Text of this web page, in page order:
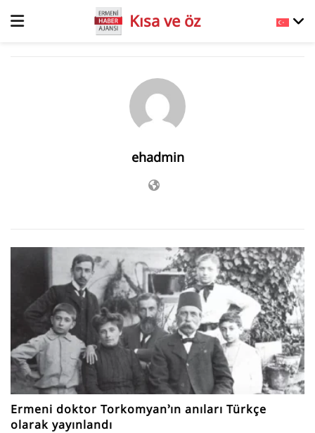
Kısa ve öz
ehadmin
Ermeni doktor Torkomyan’ın anıları Türkçe
olarak yayınlandı